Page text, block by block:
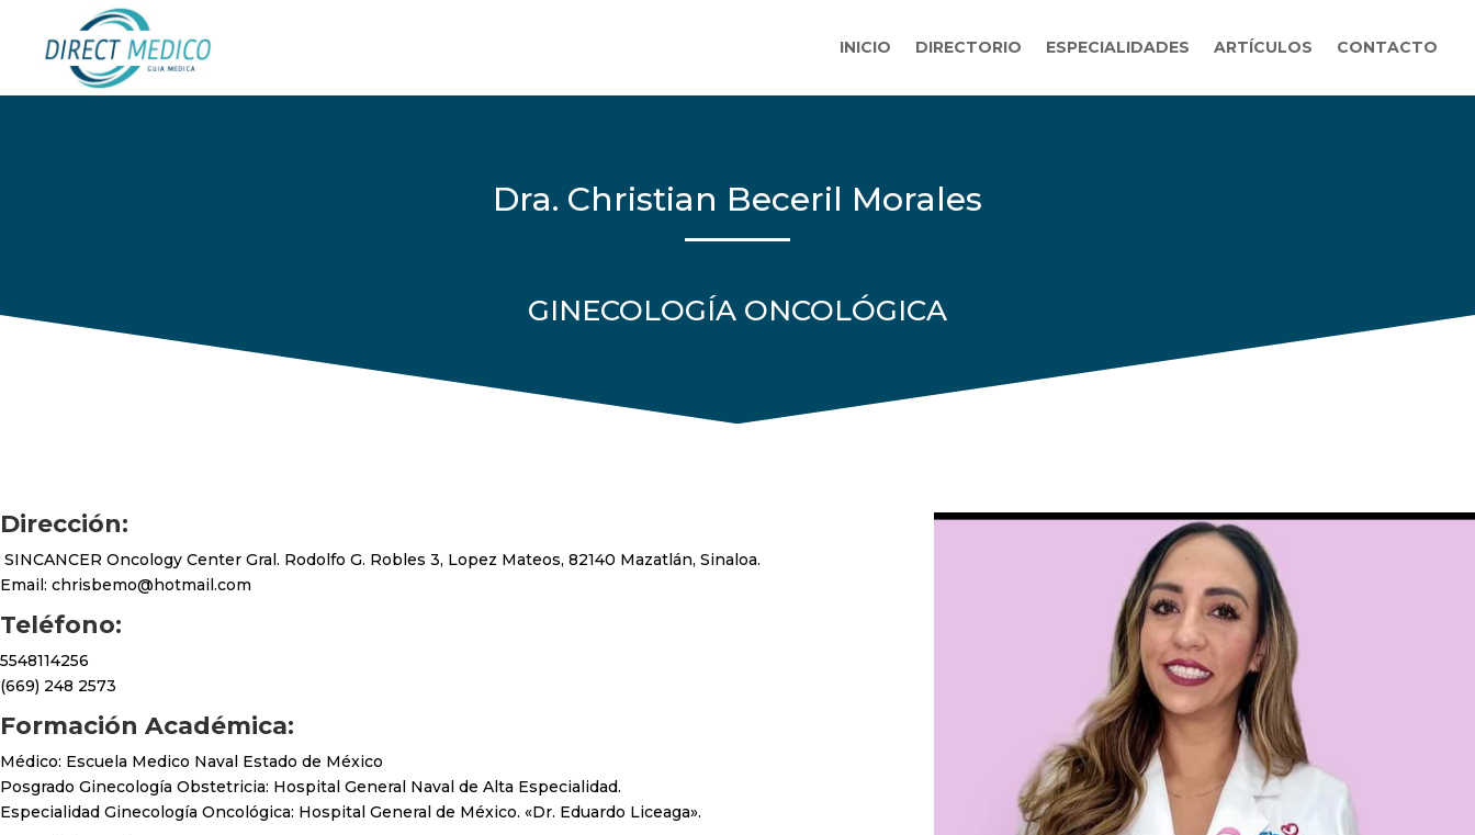
INICIO DIRECTORIO ESPECIALIDADES ARTÍCULOS CONTACTO
Dra. Christian Beceril Morales
GINECOLOGÍA ONCOLÓGICA
Dirección:
SINCANCER Oncology Center Gral. Rodolfo G. Robles 3, Lopez Mateos, 82140 Mazatlán, Sinaloa.
Email: chrisbemo@hotmail.com
Teléfono:
5548114256
(669) 248 2573
Formación Académica:
Médico: Escuela Medico Naval Estado de México
Posgrado Ginecología Obstetricia: Hospital General Naval de Alta Especialidad.
Especialidad Ginecología Oncológica: Hospital General de México. «Dr. Eduardo Liceaga».